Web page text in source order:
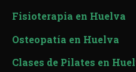
Fisioterapia en Huelva
Osteopatía en Huelva
Clases de Pilates en